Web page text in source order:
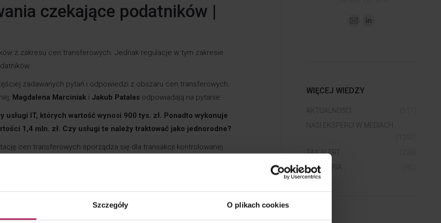
Szczegóły O plikach cookies
czekające podatników |
z zakresu cen transferowych. Jednak regulacje w tym zakresie
zadawanych pytań i odpowiedzi z obszaru cen transferowych.
Magdalena Marciniak i Jakub Patalas odpowiadają na pytanie:
IT, których wartość wynosi 900 tys. zł. Ponadto wykonuje
1,4 mln. zł. Czy usługi te należy traktować jako jednorodne?
cen transferowych sporządza się dla transakcji kontrolowanej
są odrębnie dla każdej transakcji kontrolowanej do określonej
w ramach grupy potraktowane osobno nie przekraczają progu
WIĘCEJ WIEDZY
AKTUALNOŚCI
NASI EKSPERCI W MEDIACH
TAX ALERT
WEBINARIA